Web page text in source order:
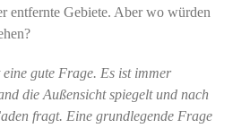
entfernte Gebiete. Aber wo würden
eine gute Frage. Es ist immer
die Außensicht spiegelt und nach
fragt. Eine grundlegende Frage